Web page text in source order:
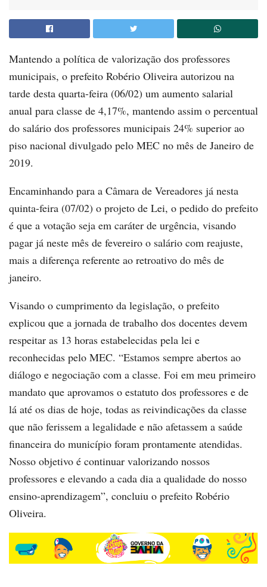
Mantendo a política de valorização dos professores
municipais, o prefeito Robério Oliveira autorizou na
tarde desta quarta-feira (06/02) um aumento salarial
anual para classe de 4,17%, mantendo assim o percentual
do salário dos professores municipais 24% superior ao
piso nacional divulgado pelo MEC no mês de Janeiro de
2019.
Encaminhando para a Câmara de Vereadores já nesta
quinta-feira (07/02) o projeto de Lei, o pedido do prefeito
é que a votação seja em caráter de urgência, visando
pagar já neste mês de fevereiro o salário com reajuste,
mais a diferença referente ao retroativo do mês de
janeiro.
Visando o cumprimento da legislação, o prefeito
explicou que a jornada de trabalho dos docentes devem
respeitar as 13 horas estabelecidas pela lei e
reconhecidas pelo MEC. “Estamos sempre abertos ao
diálogo e negociação com a classe. Foi em meu primeiro
mandato que aprovamos o estatuto dos professores e de
lá até os dias de hoje, todas as reivindicações da classe
que não ferissem a legalidade e não afetassem a saúde
financeira do município foram prontamente atendidas.
Nosso objetivo é continuar valorizando nossos
professores e elevando a cada dia a qualidade do nosso
ensino-aprendizagem”, concluiu o prefeito Robério
Oliveira.